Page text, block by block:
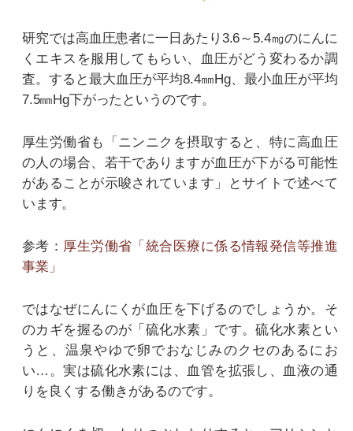
研究では高血圧患者に一日あたり3.6～5.4㎎のにんに
くエキスを服用してもらい、血圧がどう変わるか調
査。すると最大血圧が平均8.4㎜Hg、最小血圧が平均
7.5㎜Hg下がったというのです。
厚生労働省も「ニンニクを摂取すると、特に高血圧
の人の場合、若干でありますが血圧が下がる可能性
があることが示唆されています」とサイトで述べて
います。
参考： 厚生労働省「統合医療に係る情報発信等推進
事業」
ではなぜにんにくが血圧を下げるのでしょうか。そ
のカギを握るのが「硫化水素」です。硫化水素とい
うと、温泉やゆで卵でおなじみのクセのあるにお
い…。実は硫化水素には、血管を拡張し、血液の通
りを良くする働きがあるのです。